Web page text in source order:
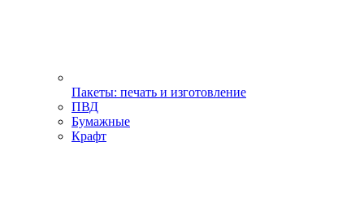
Пакеты: печать и изготовление
ПВД
Бумажные
Крафт